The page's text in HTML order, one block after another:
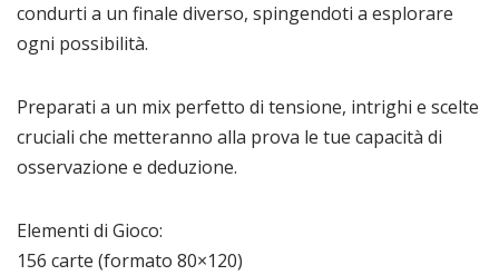
condurti a un finale diverso, spingendoti a esplorare
ogni possibilità.
Preparati a un mix perfetto di tensione, intrighi e scelte
cruciali che metteranno alla prova le tue capacità di
osservazione e deduzione.
Elementi di Gioco:
156 carte (formato 80×120)